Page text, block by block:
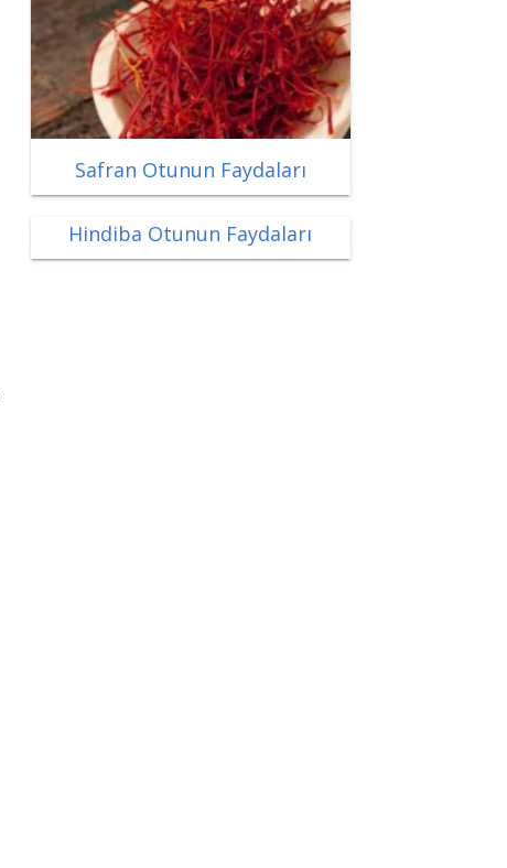
Safran Otunun Faydaları
Hindiba Otunun Faydaları